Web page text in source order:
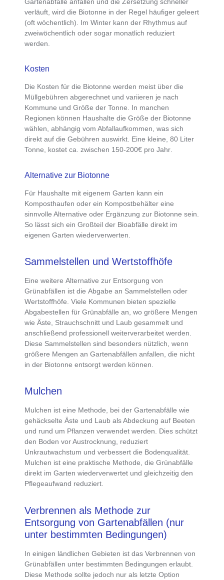
verläuft, wird die Biotonne in der Regel häufiger geleert
(oft wöchentlich). Im Winter kann der Rhythmus auf
zweiwöchentlich oder sogar monatlich reduziert
werden.
Kosten
Die Kosten für die Biotonne werden meist über die
Müllgebühren abgerechnet und variieren je nach
Kommune und Größe der Tonne. In manchen
Regionen können Haushalte die Größe der Biotonne
wählen, abhängig vom Abfallaufkommen, was sich
direkt auf die Gebühren auswirkt. Eine kleine,80 Liter
Tonne, kostet ca. zwischen 150-200€ pro Jahr.
Alternative zur Biotonne
Für Haushalte mit eigenem Garten kann ein
Komposthaufen oder ein Kompostbehälter eine
sinnvolle Alternative oder Ergänzung zur Biotonne sein.
So lässt sich ein Großteil der Bioabfälle direkt im
eigenen Garten wiederverwerten.
Sammelstellen und Wertstoffhöfe
Eine weitereAlternative zur Entsorgung von
Grünabfällen ist dieAbgabe an Sammelstellen oder
Wertstoffhöfe . Viele Kommunen bietenspezielle
Abgabestellen für Grünabfälle an, wo größere Mengen
wie Äste, Strauchschnitt und Laub gesammelt und
anschließend professionell weiterverarbeitet werden.
Diese Sammelstellen sind besonders nützlich, wenn
größere Mengen an Gartenabfällen anfallen, die nicht
in der Biotonne entsorgt werden können.
Mulchen
Mulchen ist eine Methode, bei der Gartenabfälle wie
gehäckselte Äste und Laub als Abdeckung auf Beeten
und rund um Pflanzen verwendet werden. Dies schützt
den Boden vor Austrocknung, reduziert
Unkrautwachstum und verbessert die Bodenqualität.
Mulchen ist eine praktische Methode, die Grünabfälle
direkt im Garten wiederverwertet und gleichzeitig den
Pflegeaufwand reduziert.
Verbrennen als Methode zur
Entsorgung von Gartenabfällen (nur
unter bestimmten Bedingungen)
Ineinigen ländlichen Gebieten ist das Verbrennen von
Grünabfällen unter bestimmten Bedingungen erlaubt
Diese Methode sollte jedoch nur als letzte Option